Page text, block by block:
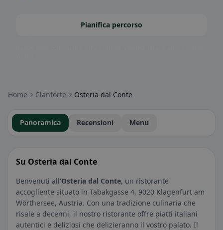
Pianifica percorso
Home Clanforte Osteria dal Conte
Panoramica Recensioni Menu
Su Osteria dal Conte
Benvenuti all'Osteria dal Conte, un ristorante
accogliente situato in Tabakgasse 4, 9020 Klagenfurt am
Wörthersee, Austria. Con una tradizione culinaria che
risale a decenni, il nostro ristorante offre piatti italiani
autentici e deliziosi che delizieranno il vostro palato. Il